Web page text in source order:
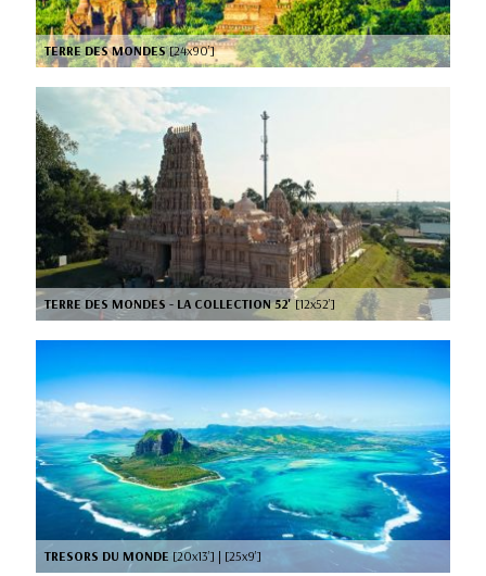
TERRE DES MONDES[24x90’]
TERRE DES MONDES - LA COLLECTION 52'[12x52’]
TRESORS DU MONDE [20x13’] | [25x9’]